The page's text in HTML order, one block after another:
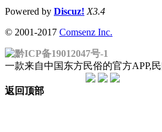
Powered by Discuz! X3.4
© 2001-2017 Comsenz Inc.
黔ICP备19012047号-1
一款来自中国东方民俗的官方APP,
返回顶部